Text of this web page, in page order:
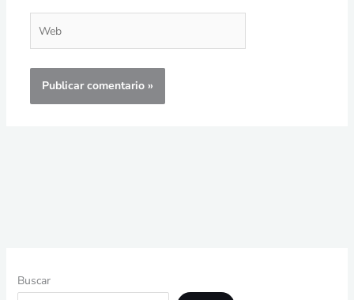
Buscar